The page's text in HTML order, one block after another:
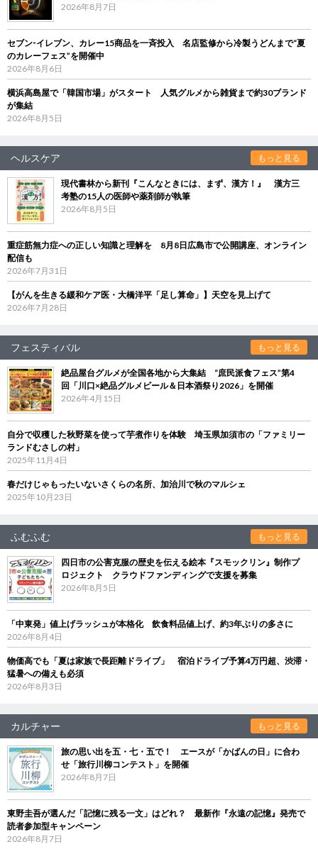
2026年8月7日
セブン‐イレブン、カレー15商品を一斉投入 名店監修から冷製うどんまで“夏
のカレーフェス”を開催中
2026年8月6日
横浜高島屋で「韓国市場」がスタート 人気グルメから雑貨まで約30ブランド
が集結
2026年8月5日
ヘルスケア もっと見る
現代書林から新刊『こんなときには、まず、漢方！』 漢方三
考塾の15人の医師や薬剤師が執筆
2026年8月5日
重症筋無力症への正しい知識と理解を 8月8日広島市で公開講座、オンライン
配信も
2026年7月31日
【がんを生きる緩和ケア医・大橋洋平「足し算命」】天空を見上げて
2026年7月28日
フェスティバル もっと見る
絶品屋台グルメが全国各地から大集結 “庶民派食フェス”第4
回「川口×絶品グルメビール＆日本酒祭り2026」を開催
2026年4月15日
自分で収穫した秋野菜を使って芋煮作りを体験 埼玉県加須市の「ファミリー
ランドむさしの村」
2025年11月4日
春だけじゃもったいないさくらの名所、加治川で秋のマルシェ
2025年10月23日
ふむふむ もっと見る
四日市の公害克服の歴史を伝える絵本『スモックリン』制作プ
ロジェクト クラウドファンディングで支援を募集
2026年8月5日
「中東発」値上げラッシュが本格化 飲食料品値上げ、約3年ぶりの多さに
2026年8月4日
物価高でも「夏は家族で長距離ドライブ」 宿泊ドライブ予算4万円超、渋滞・
猛暑への備えも必須
2026年8月3日
カルチャー もっと見る
旅の思い出を五・七・五で！ エースが「かばんの日」に合わ
せ「旅行川柳コンテスト」を開催
2026年8月7日
東野圭吾が選んだ「記憶に残る一文」はどれ？ 最新作『永遠の記憶』発売で
読者参加型キャンペーン
2026年8月7日